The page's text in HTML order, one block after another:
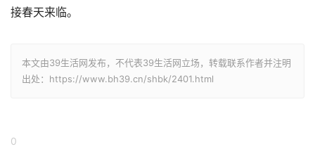
接春天来临。
本文由39生活网发布，不代表39生活网立场，转载联系作者并注明
出处：https://www.bh39.cn/shbk/2401.html
0